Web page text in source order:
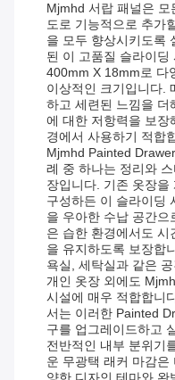
Mjmhd 서랍 패널은
도로 기능적으로 추가
을 모두 향상시키도록
된 이 고품질 슬라이
400mm X 18mm로 다
이상적인 크기입니다.
하고 세련된 느낌을 더
에 대한 저항력을 보장
경에서 사용하기 적합
Mjmhd Painted
례 중 하나는 정리와
장입니다. 기존 옷장을
구성하든 이 슬라이딩
을 우아한 수납 공간으
은 습한 환경에서도
을 유지하도록 보장합
욕실, 세탁실과 같은
개인 옷장 외에도
시설에 매우 적합합니
서는 이러한 Painted
구를 업그레이드하고
전반적인 내부 분위기
운 무광택 래커 마감